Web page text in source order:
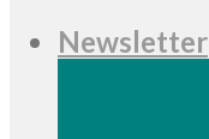
Newsletter